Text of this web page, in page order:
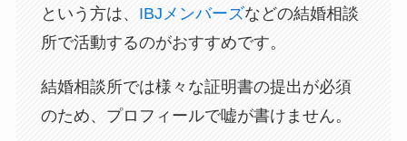
という方は、 IBJメンバーズなどの結婚相談
所で活動するのがおすすめです。
結婚相談所では様々な証明書の提出が必須
のため、プロフィールで嘘が書けません。